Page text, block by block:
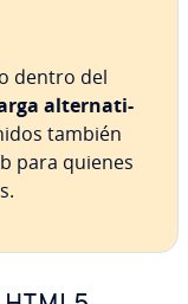
dentro del
al­te­r­na­ti­
también
para quienes